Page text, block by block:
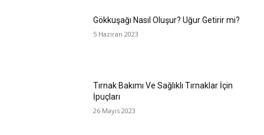
Gökkuşağı Nasıl Oluşur? Uğur Getirir mi?
5 Haziran 2023
Tırnak Bakımı Ve Sağlıklı Tırnaklar İçin
İpuçları
26 Mayıs 2023